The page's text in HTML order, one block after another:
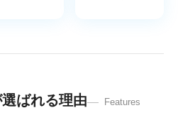
ばれる理由 Features